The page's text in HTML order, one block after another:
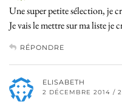
Une super petite sélection, je
Je vais le mettre sur ma liste je
RÉPONDRE
ELISABETH
2 DÉCEMBRE 2014 /